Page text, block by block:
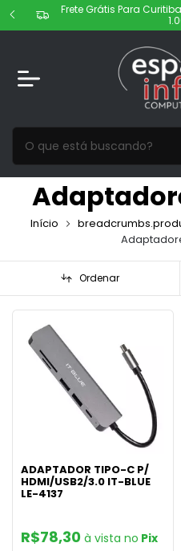
Frete Grátis Para
Início
Ordenar
ADAPTADOR TIPO-C P/
HDMI/USB2/3.0 IT-BLUE
LE-4137
R$78,30
Pix